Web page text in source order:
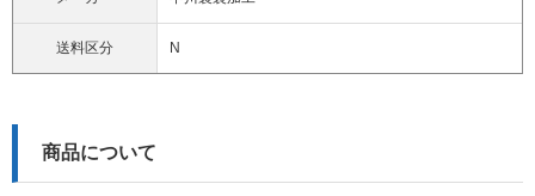
送料区分 N
商品について